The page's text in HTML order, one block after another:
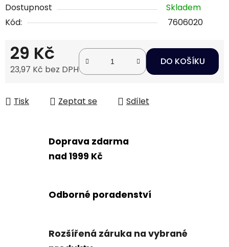
Dostupnost
Skladem
Kód:
7606020
29 Kč
23,97 Kč bez DPH
DO KOŠÍKU
Tisk Zeptat se Sdílet
Doprava zdarma
nad 1999 Kč
Odborné poradenství
Rozšířená záruka na vybrané